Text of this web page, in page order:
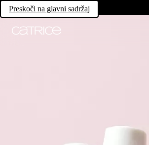
Preskoči na glavni sadržaj